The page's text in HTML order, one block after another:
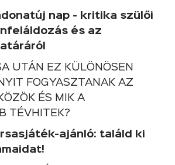
nap - kritika szülői
és az
UTÁN EZ KÜLÖNÖSEN
FOGYASZTANAK AZ
ÉS MIK A
TÉVHITEK?
ajánló: találd ki